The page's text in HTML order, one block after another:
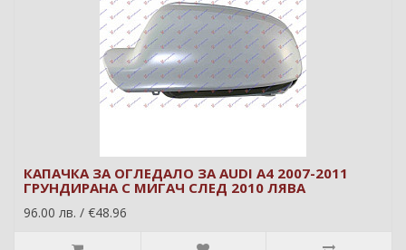
КАПАЧКА ЗА ОГЛЕДАЛО ЗА AUDI A4 2007-2011
ГРУНДИРАНА С МИГАЧ СЛЕД 2010 ЛЯВА
96.00 лв. / €48.96